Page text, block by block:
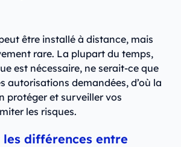
être installé à distance, mais
rare. La plupart du temps,
est nécessaire, ne serait-ce que
autorisations demandées, d’où la
protéger et surveiller vos
les risques.
les différences entre